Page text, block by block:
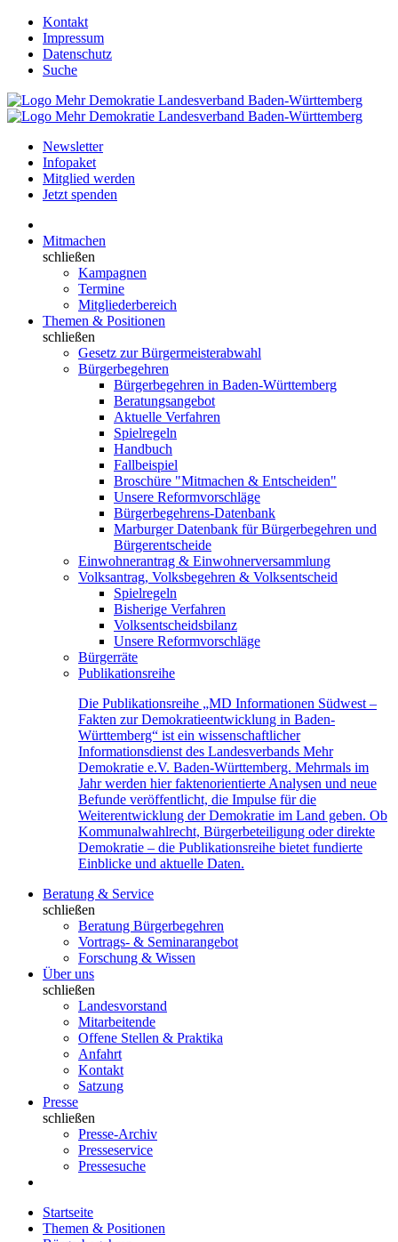
Kontakt
Impressum
Datenschutz
Suche
Newsletter
Infopaket
Mitglied werden
Jetzt spenden
Mitmachen
schließen
Kampagnen
Termine
Mitgliederbereich
Themen & Positionen
schließen
Gesetz zur Bürgermeisterabwahl
Bürgerbegehren
Bürgerbegehren in Baden-Württemberg
Beratungsangebot
Aktuelle Verfahren
Spielregeln
Handbuch
Fallbeispiel
Broschüre "Mitmachen & Entscheiden"
Unsere Reformvorschläge
Bürgerbegehrens-Datenbank
Marburger Datenbank für Bürgerbegehren und
Bürgerentscheide
Einwohnerantrag & Einwohnerversammlung
Volksantrag, Volksbegehren & Volksentscheid
Spielregeln
Bisherige Verfahren
Volksentscheidsbilanz
Unsere Reformvorschläge
Bürgerräte
Publikationsreihe
Die Publikationsreihe „MD Informationen Südwest –
Fakten zur Demokratieentwicklung in Baden-
Württemberg“ ist ein wissenschaftlicher
Informationsdienst des Landesverbands Mehr
Demokratie e.V. Baden-Württemberg. Mehrmals im
Jahr werden hier faktenorientierte Analysen und neue
Befunde veröffentlicht, die Impulse für die
Weiterentwicklung der Demokratie im Land geben. Ob
Kommunalwahlrecht, Bürgerbeteiligung oder direkte
Demokratie – die Publikationsreihe bietet fundierte
Einblicke und aktuelle Daten.
Beratung & Service
schließen
Beratung Bürgerbegehren
Vortrags- & Seminarangebot
Forschung & Wissen
Über uns
schließen
Landesvorstand
Mitarbeitende
Offene Stellen & Praktika
Anfahrt
Kontakt
Satzung
Presse
schließen
Presse-Archiv
Presseservice
Pressesuche
Startseite
Themen & Positionen